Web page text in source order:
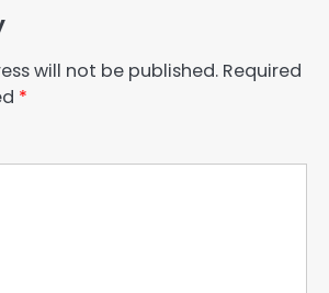
will not be published. Required
*